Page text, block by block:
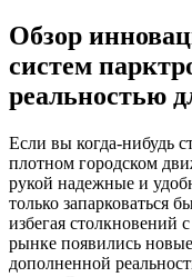
Обзор
систем
реальностью
Если вы когда-нибудь
плотном городском
рукой надежные и
только запарковаться
избегая столкновений
рынке появились
дополненной